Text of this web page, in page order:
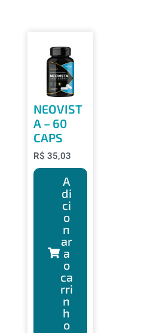
NEOVIST
A – 60
CAPS
R$ 35,03
A
di
ci
o
n
ar
a
o
ca
rri
n
h
o